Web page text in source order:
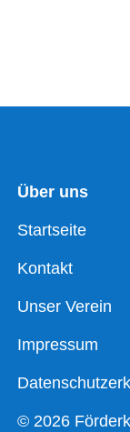
Über uns
Startseite
Kontakt
Unser Verein
Impressum
© 2026